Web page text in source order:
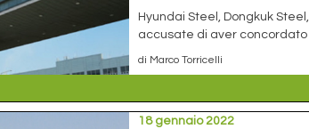
Hyundai Steel, Dongkuk
accusate di aver concordato
di Marco Torricelli
18 gennaio 2022